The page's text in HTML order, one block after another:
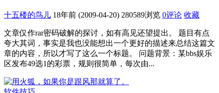
十五楼的鸟儿 18年前 (2009-04-20) 280589浏览 0评论 收藏
文章仅作rar密码破解的探讨，如有高见还望提出。 题目有点
夸大其词，事实是我也没能想出一个更好的描述来总结这篇文
章的内容，所以才写了这么一个标题。 问题背景：某bbs娱乐
区发布49选1的彩票，规则很简单，每次由...